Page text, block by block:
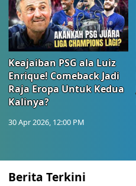
Keajaiban PSG ala Luiz
Enrique! Comeback Jadi
Raja Eropa Untuk Kedua
Kalinya?
30 Apr 2026, 12:00 PM
Berita Terkini